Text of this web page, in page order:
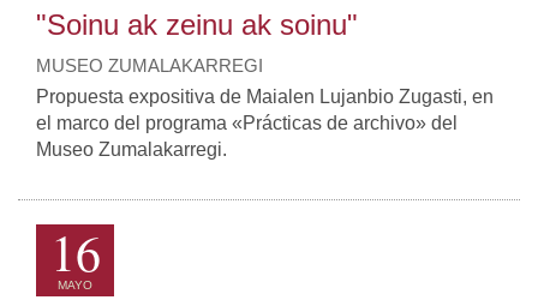
"Soinu ak zeinu ak soinu"
MUSEO ZUMALAKARREGI
Propuesta expositiva de Maialen Lujanbio Zugasti, en
el marco del programa «Prácticas de archivo» del
Museo Zumalakarregi.
16
MAYO